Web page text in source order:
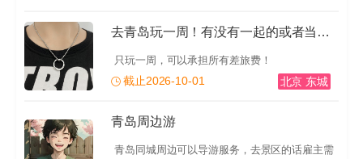
去青岛玩一周！有没有一起的或者当地的导游推荐一下！有
只玩一周，可以承担所有差旅费！
截止2026-10-01 北京 东城
青岛周边游
青岛同城周边可以导游服务，去景区的话雇主需